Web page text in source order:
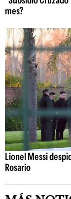
mes?
Lionel Messi
Rosario